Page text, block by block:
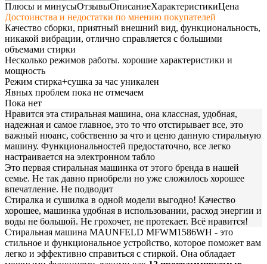
Плюсы и минусыОтзывыОписаниеХарактеристикиЦена
Достоинства и недостатки по мнению покупателей
Качество сборки, приятный внешний вид, функциональность,
никакой вибрации, отлично справляется с большими
объемами стирки
Несколько режимов работы. хорошие характеристики и
мощность
Режим стирка+сушка за час уникален
Явных проблем пока не отмечаем
Пока нет
Нравится эта стиральная машина, она классная, удобная,
надежная и самое главное, это то что отстирывает все, это
важный нюанс, собственно за что и ценю данную стиральную
машину. Функциональностей предостаточно, все легко
настраивается на электронном табло
Это первая стиральная машинка от этого бренда в нашей
семье. Не так давно приобрели но уже сложилось хорошее
впечатление. Не подводит
Стиралка и сушилка в одной модели выгодно! Качество
хорошее, машинка удобная в использовании, расход энергии и
воды не большой. Не грохочет, не протекает. Всё нравится!
Стиральная машина MAUNFELD MFWM1586WH - это
стильное и функциональное устройство, которое поможет вам
легко и эффективно справиться с стиркой. Она обладает